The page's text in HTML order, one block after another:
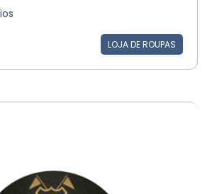
LOJA DE ROUPAS